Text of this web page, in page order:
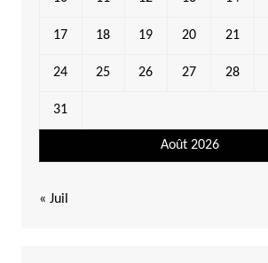
Août 2026
17 18 19 20 21
24 25 26 27 28
31
« Juil